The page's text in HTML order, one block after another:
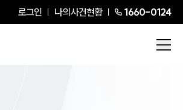
로그인 나의사건현황 1660-0124